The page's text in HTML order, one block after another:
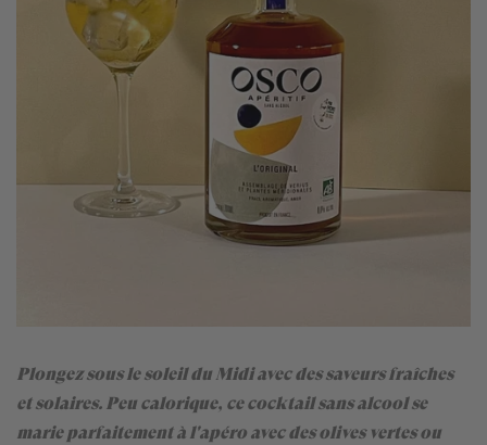
Plongez sous le soleil du Midi avec des saveurs fraîches
et solaires. Peu calorique, ce cocktail sans alcool se
marie parfaitement à l'apéro avec des olives vertes ou